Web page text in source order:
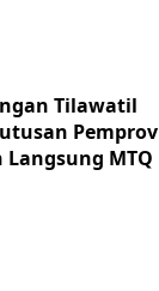
Tilawatil
Pemprov
Langsung MTQ